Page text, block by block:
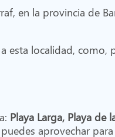
en la provincia de
esta localidad, como,
Playa Larga, Playa de
aprovechar